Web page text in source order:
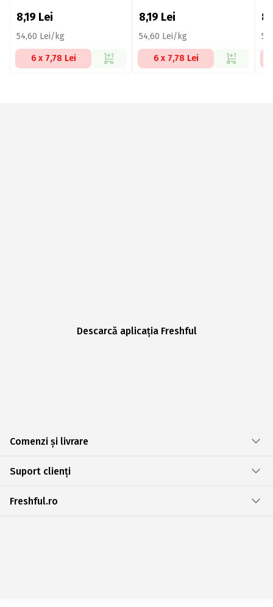
8,19 Lei
54,60 Lei/kg
6 x 7,78 Lei
8,19 Lei
54,60 Lei/kg
6 x 7,78 Lei
Descarcă aplicația Freshful
Comenzi și livrare
Suport clienți
Freshful.ro